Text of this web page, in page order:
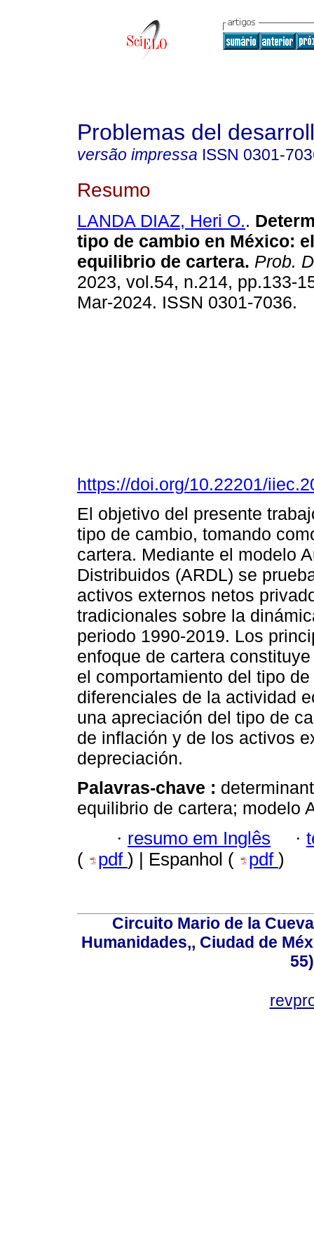
Problemas del
versão impressa ISSN 0301-
Resumo
LANDA DIAZ, Heri O..
tipo de cambio en México:
equilibrio de cartera. Prob.
2023, vol.54, n.214, pp.133-
Mar-2024. ISSN 0301-7036.
https://doi.org/10.22201/
El objetivo del presente
tipo de cambio, tomando
cartera. Mediante el modelo
Distribuidos (ARDL) se
activos externos netos
tradicionales sobre la
periodo 1990-2019. Los
enfoque de cartera
el comportamiento del tipo
diferenciales de la actividad
una apreciación del tipo de
de inflación y de los activos
depreciación.
Palavras-chave :
equilibrio de cartera; modelo
· resumo em Inglês ·
(
pdf ) | Espanhol ( pdf )
Circuito Mario de la
Humanidades,, Ciudad de